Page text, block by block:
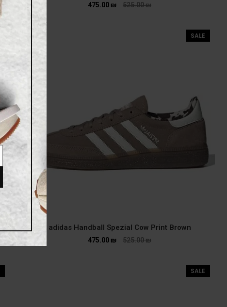
525.00₪
475.00 ₪
SALE
adidas Handball Spezial Cow Print Brown
525.00₪
475.00 ₪
SALE